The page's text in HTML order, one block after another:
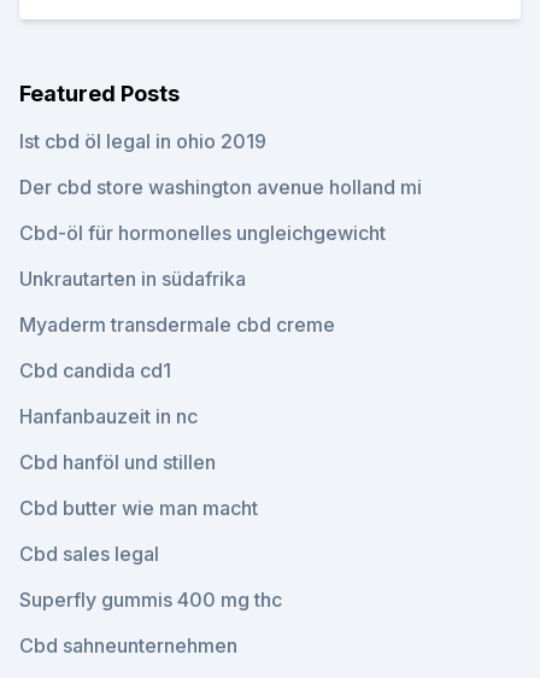
Featured Posts
Ist cbd öl legal in ohio 2019
Der cbd store washington avenue holland mi
Cbd-öl für hormonelles ungleichgewicht
Unkrautarten in südafrika
Myaderm transdermale cbd creme
Cbd candida cd1
Hanfanbauzeit in nc
Cbd hanföl und stillen
Cbd butter wie man macht
Cbd sales legal
Superfly gummis 400 mg thc
Cbd sahneunternehmen